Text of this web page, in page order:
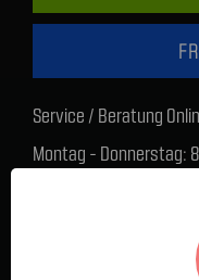
Service / Beratung
Montag - Donnerstag:
Lager Lauenstein
Montag - Donnerstag: